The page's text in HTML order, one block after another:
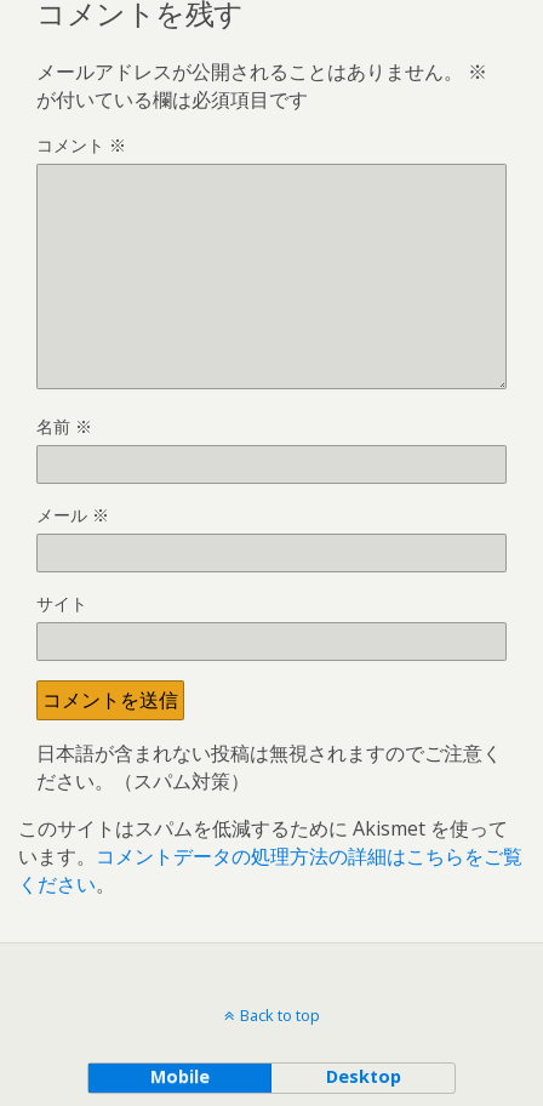
コメントを残す
メールアドレスが公開されることはありません。
※
が付いている欄は必須項目です
コメント ※
名前 ※
メール ※
サイト
日本語が含まれない投稿は無視されますのでご注意く
ださい。（スパム対策）
このサイトはスパムを低減するために Akismet を使って
います。 コメントデータの処理方法の詳細はこちらをご覧
ください。
Back to top
Mobile Desktop